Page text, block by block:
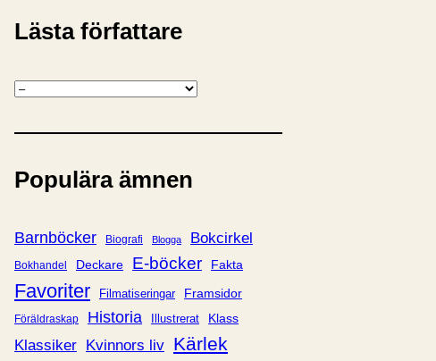
Lästa författare
K
t
g
i
e
r
Populära ämnen
Barnböcker Biografi Blogga Bokcirkel
Bokhandel Deckare E-böcker Fakta
Favoriter Filmatiseringar Framsidor
Föräldraskap Historia Illustrerat Klass
Klassiker Kvinnors liv Kärlek